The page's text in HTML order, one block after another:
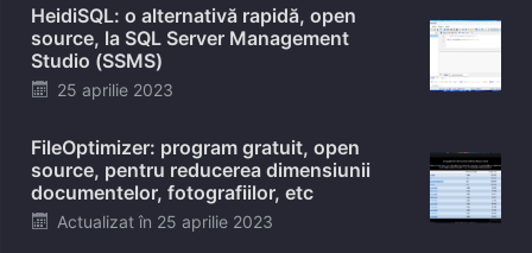
HeidiSQL: o alternativă rapidă, open
source, la SQL Server Management
Studio (SSMS)
Posted
25 aprilie 2023
FileOptimizer: program gratuit, open
source, pentru reducerea dimensiunii
documentelor, fotografiilor, etc
Posted
Actualizat în 25 aprilie 2023